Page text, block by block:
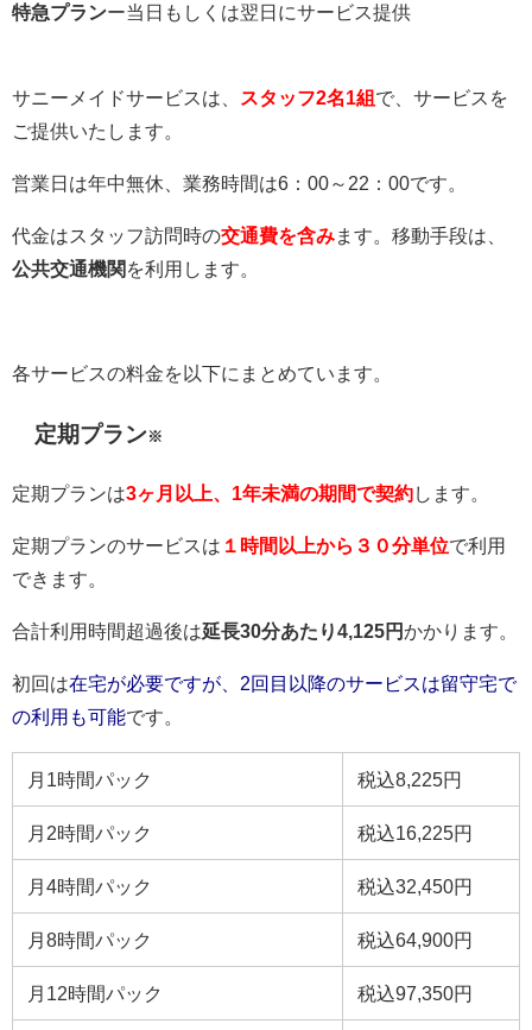
特急プランー当日もしくは翌日にサービス提供
サニーメイドサービスは、 スタッフ2名1組で、サービスを
ご提供いたします。
営業日は年中無休、業務時間は6：00～22：00です。
代金はスタッフ訪問時の交通費を含みます。移動手段は、
公共交通機関 を利用します。
各サービスの料金を以下にまとめています。
定期プラン ※
定期プランは3ヶ月以上、1年未満の期間で契約します。
定期プランのサービスは １時間以上から３０分単位で利用
できます。
合計利用時間超過後は延長30分あたり4,125円かかります。
初回は在宅が必要ですが、2回目以降のサービスは留守宅で
の利用も可能です。
月1時間パック 税込8,225円
月2時間パック 税込16,225円
月4時間パック 税込32,450円
月8時間パック 税込64,900円
月12時間パック 税込97,350円